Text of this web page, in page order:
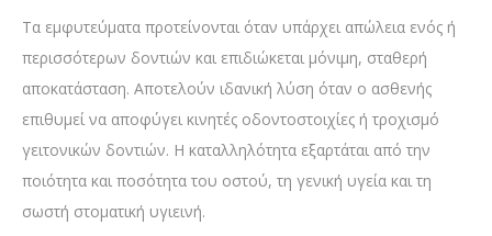
Τα εμφυτεύματα προτείνονται όταν υπάρχει απώλεια ενός ή
περισσότερων δοντιών και επιδιώκεται μόνιμη, σταθερή
αποκατάσταση. Αποτελούν ιδανική λύση όταν ο ασθενής
επιθυμεί να αποφύγει κινητές οδοντοστοιχίες ή τροχισμό
γειτονικών δοντιών. Η καταλληλότητα εξαρτάται από την
ποιότητα και ποσότητα του οστού, τη γενική υγεία και τη
σωστή στοματική υγιεινή.